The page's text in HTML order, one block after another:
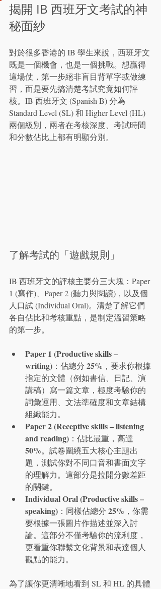
揭開 IB 西班牙文考試的神
秘面紗
對於很多香港的 IB 學生來說，西班牙文
既是一個機會，也是一個挑戰。想贏得
這場仗，第一步絕非盲目背單字或做練
習，而是要先搞清楚考試究竟如何評
核。IB 西班牙文 (Spanish B) 分為
Standard Level (SL) 和 Higher Level (HL)
兩個級別，兩者在考核深度、考試時間
和分數佔比上都有明顯分別。
了解考試的「遊戲規則」
IB 西班牙文的評核主要分三大塊：Paper
1 (寫作)、Paper 2 (聽力與閱讀)，以及個
人口試 (Individual Oral)。清楚了解它們
各自佔比和考核重點，是制定溫習策略
的第一步。
Paper 1 (Productive skills –
writing) ：佔總分 25% ，要求你根據
指定的文體（例如書信、日記、演
講稿）寫一篇文章，極度考驗你的
詞彙運用、文法準確度和文章結構
組織能力。
Paper 2 (Receptive skills – listening
and reading) ：佔比最重，高達
50%。試卷圍繞五大核心主題出
題，測試你對不同口音和書面文字
的理解力。這部分是拉開分數差距
的關鍵。
Individual Oral (Productive skills –
speaking) ：同樣佔總分 25% ，你需
要根據一張圖片作描述並深入討
論。這部分不僅考驗你的流利度，
更看重你聯繫文化背景和表達個人
觀點的能力。
為了讓你更清晰地看到 SL 和 HL 的具體